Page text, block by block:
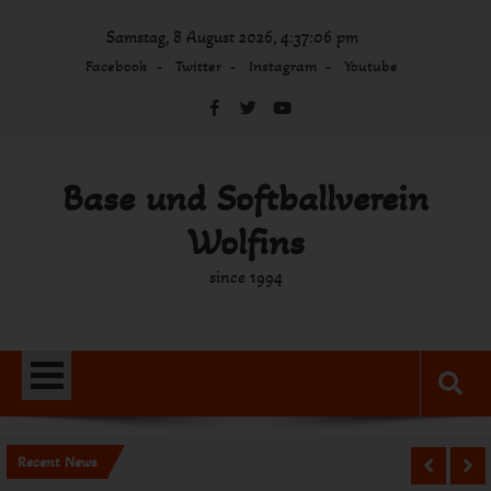
Samstag, 8 August 2026, 4:37:06 pm
Facebook Twitter Instagram Youtube
Base und Softballverein
Wolfins
since 1994
Recent News